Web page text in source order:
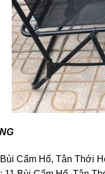
Cẩm Hổ, Tân Thới